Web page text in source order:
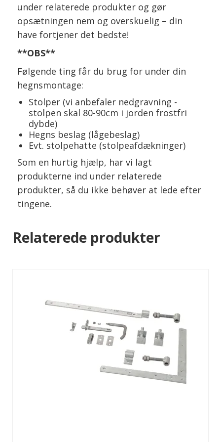
under relaterede produkter og gør
opsætningen nem og overskuelig – din
have fortjener det bedste!
**OBS**
Følgende ting får du brug for under din
hegnsmontage:
Stolper (vi anbefaler nedgravning -
stolpen skal 80-90cm i jorden frostfri
dybde)
Hegns beslag (lågebeslag)
Evt. stolpehatte (stolpeafdækninger)
Som en hurtig hjælp, har vi lagt
produkterne ind under relaterede
produkter, så du ikke behøver at lede efter
tingene.
Relaterede produkter